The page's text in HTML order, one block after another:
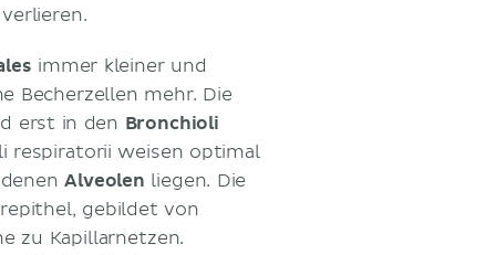
immer kleiner und
Becherzellen mehr. Die
erst in den Bronchioli
respiratorii weisen optimal
denenAlveolen liegen. Die
gebildet von
zu Kapillarnetzen.